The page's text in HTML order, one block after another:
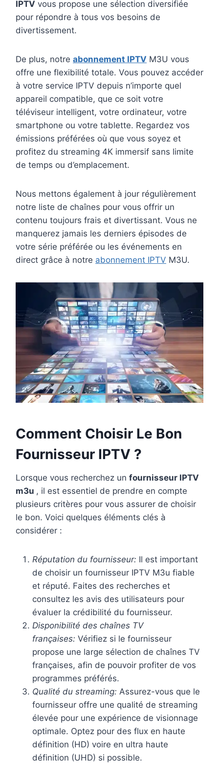
IPTV vous propose une sélection diversifiée
pour répondre à tous vos besoins de
divertissement.
De plus, notre abonnement IPTV M3U vous
offre une flexibilité totale. Vous pouvez accéder
à votre service IPTV depuis n’importe quel
appareil compatible, que ce soit votre
téléviseur intelligent, votre ordinateur, votre
smartphone ou votre tablette. Regardez vos
émissions préférées où que vous soyez et
profitez du streaming 4K immersif sans limite
de temps ou d’emplacement.
Nous mettons également à jour régulièrement
notre liste de chaînes pour vous offrir un
contenu toujours frais et divertissant. Vous ne
manquerez jamais les derniers épisodes de
votre série préférée ou les événements en
direct grâce à notre abonnement IPTV M3U.
Comment Choisir Le Bon
Fournisseur IPTV ?
Lorsque vous recherchez un fournisseur IPTV
m3u , il est essentiel de prendre en compte
plusieurs critères pour vous assurer de choisir
le bon. Voici quelques éléments clés à
considérer :
Réputation du fournisseur: Il est important
de choisir un fournisseur IPTV M3u fiable
et réputé. Faites des recherches et
consultez les avis des utilisateurs pour
évaluer la crédibilité du fournisseur.
Disponibilité des chaînes TV
françaises: Vérifiez si le fournisseur
propose une large sélection de chaînes TV
françaises, afin de pouvoir profiter de vos
programmes préférés.
Qualité du streaming: Assurez-vous que le
fournisseur offre une qualité de streaming
élevée pour une expérience de visionnage
optimale. Optez pour des flux en haute
définition (HD) voire en ultra haute
définition (UHD) si possible.